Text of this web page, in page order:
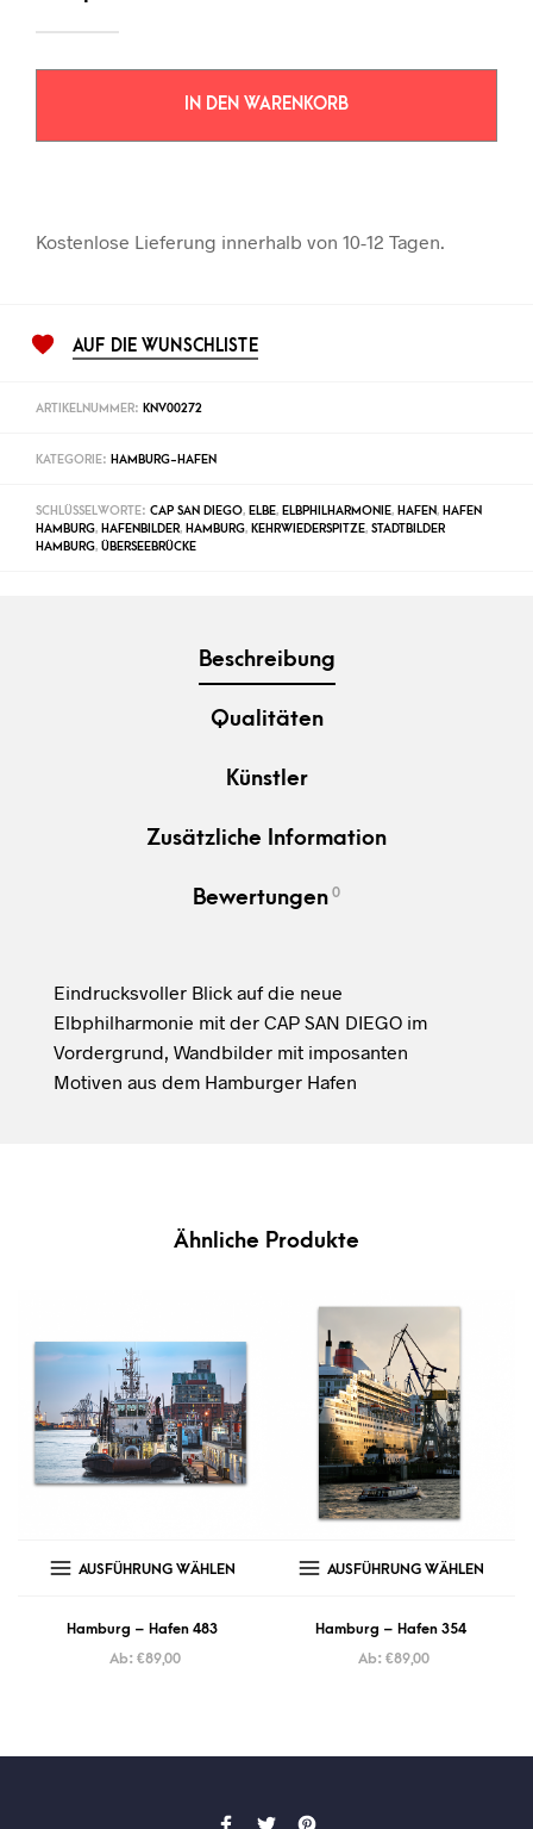
IN DEN WARENKORB
Kostenlose Lieferung innerhalb von 10-12 Tagen.
AUF DIE WUNSCHLISTE
ARTIKELNUMMER: KNV00272
KATEGORIE: HAMBURG-HAFEN
SCHLÜSSELWORTE: CAP SAN DIEGO, ELBE, ELBPHILHARMONIE, HAFEN, HAFEN
HAMBURG, HAFENBILDER, HAMBURG, KEHRWIEDERSPITZE, STADTBILDER
HAMBURG, ÜBERSEEBRÜCKE
Beschreibung
Qualitäten
Künstler
Zusätzliche Information
Bewertungen 0
Eindrucksvoller Blick auf die neue
Elbphilharmonie mit der CAP SAN DIEGO im
Vordergrund, Wandbilder mit imposanten
Motiven aus dem Hamburger Hafen
Ähnliche Produkte
AUSFÜHRUNG WÄHLEN
Hamburg – Hafen 483
Ab: €89,00
AUSFÜHRUNG WÄHLEN
Hamburg – Hafen 354
Ab: €89,00